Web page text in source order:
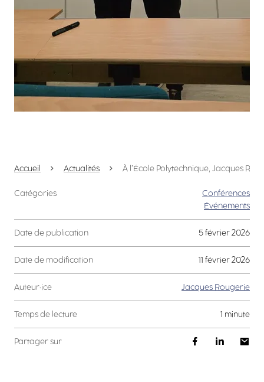
Accueil Actualités À l’École Polytechnique, Jacques
Catégories
Conférences
Événements
Date de publication 5 février 2026
Date de modification 11 février 2026
Auteur·ice Jacques Rougerie
Temps de lecture 1 minute
Partager sur